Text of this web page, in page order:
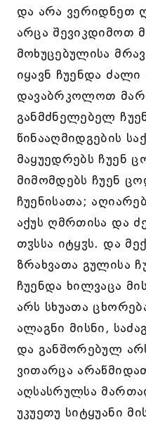
და არა ვერიდნეთ
არცა შევიკდიმოთ
მოხუცებულისა
იყავნ ჩუენდა
დავაბრკოლოთ
განმძნელებელ
წინააღმიდგების
მაყუედრებს ჩუენ
მიმომდებს ჩუენ
ჩუენისათა;
აქუს ღმრთისა და
თჳსსა იტყჳს. და
ზრახვათა გულისა
ჩუენდა ხილვაცა
არს სხუათა
ალაგნი მისნი,
და განშორებულ
ვითარცა
აღსასრულსა
უკუეთუ სიტყუანი